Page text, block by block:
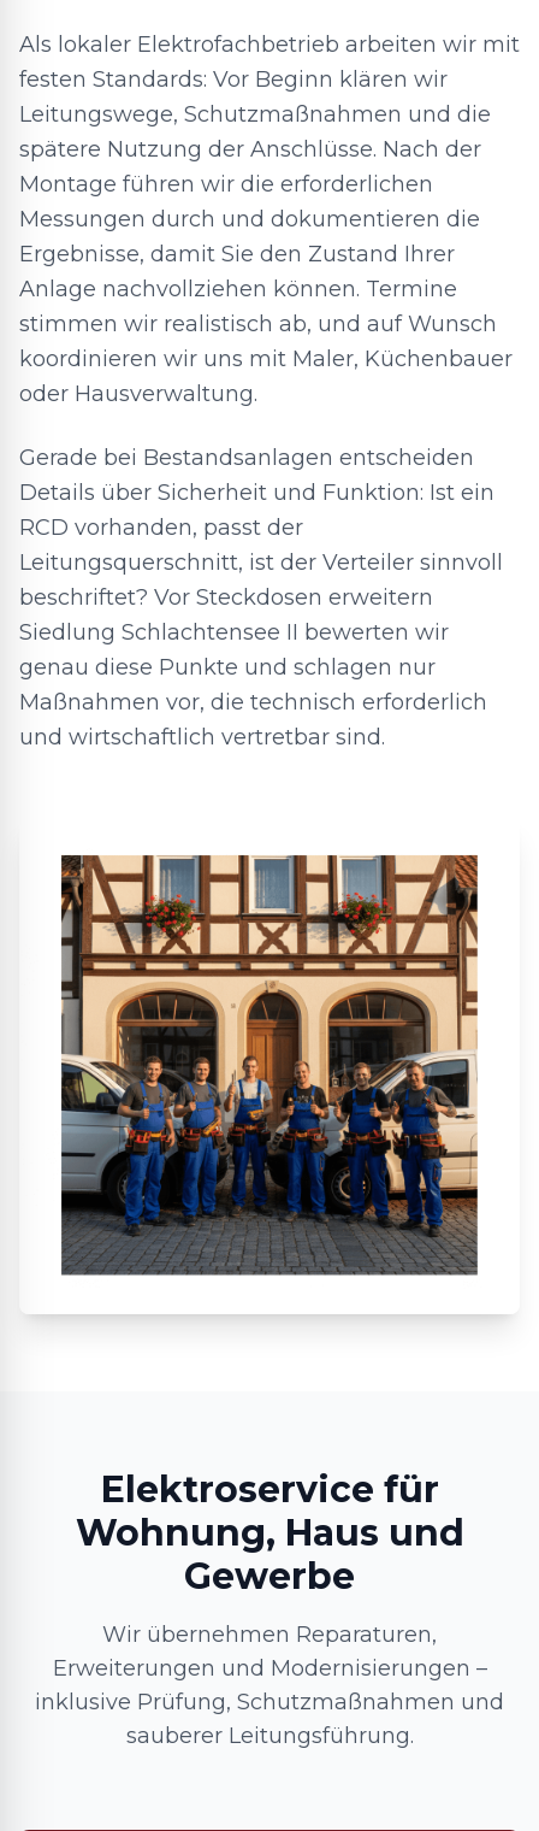
Als lokaler Elektrofachbetrieb arbeiten wir mit
festen Standards: Vor Beginn klären wir
Leitungswege, Schutzmaßnahmen und die
spätere Nutzung der Anschlüsse. Nach der
Montage führen wir die erforderlichen
Messungen durch und dokumentieren die
Ergebnisse, damit Sie den Zustand Ihrer
Anlage nachvollziehen können. Termine
stimmen wir realistisch ab, und auf Wunsch
koordinieren wir uns mit Maler, Küchenbauer
oder Hausverwaltung.
Gerade bei Bestandsanlagen entscheiden
Details über Sicherheit und Funktion: Ist ein
RCD vorhanden, passt der
Leitungsquerschnitt, ist der Verteiler sinnvoll
beschriftet? Vor Steckdosen erweitern
Siedlung Schlachtensee II bewerten wir
genau diese Punkte und schlagen nur
Maßnahmen vor, die technisch erforderlich
und wirtschaftlich vertretbar sind.
Elektroservice für
Wohnung, Haus und
Gewerbe
Wir übernehmen Reparaturen,
Erweiterungen und Modernisierungen –
inklusive Prüfung, Schutzmaßnahmen und
sauberer Leitungsführung.